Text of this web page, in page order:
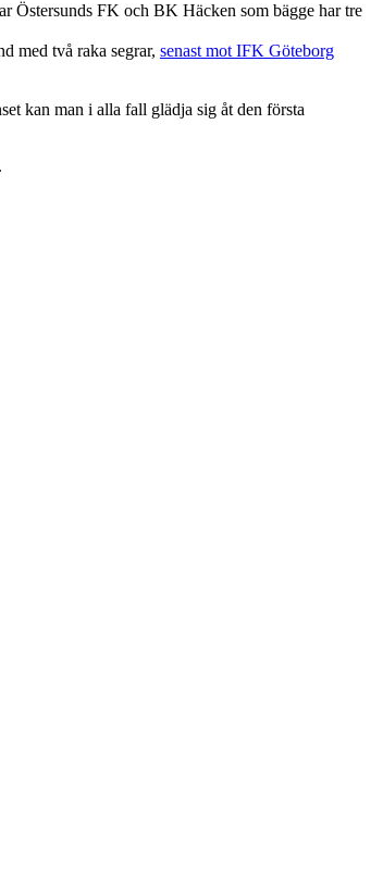
Östersunds FK och BK Häcken som bägge har tre
med två raka segrar, senast mot IFK Göteborg
kan man i alla fall glädja sig åt den första